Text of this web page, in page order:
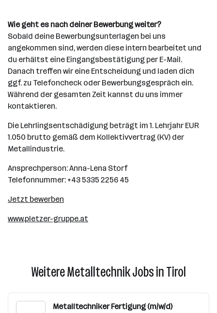
Wie geht es nach deiner Bewerbung weiter?
Sobald deine Bewerbungsunterlagen bei uns
angekommen sind, werden diese intern bearbeitet und
du erhältst eine Eingangsbestätigung per E-Mail.
Danach treffen wir eine Entscheidung und laden dich
ggf. zu Telefoncheck oder Bewerbungsgespräch ein.
Während der gesamten Zeit kannst du uns immer
kontaktieren.
Die Lehrlingsentschädigung beträgt im 1. Lehrjahr EUR
1.050 brutto gemäß dem Kollektivvertrag (KV) der
Metallindustrie.
Ansprechperson: Anna-Lena Storf
Telefonnummer: +43 5335 2256 45
Jetzt bewerben
www.pletzer-gruppe.at
Weitere Metalltechnik Jobs in Tirol
Metalltechniker Fertigung (m/w/d)